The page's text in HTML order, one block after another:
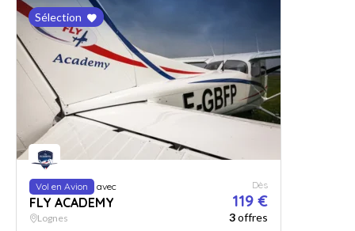
Sélection
Vol en Avion avec
FLY ACADEMY
Dès
119 €
Lognes 3offres